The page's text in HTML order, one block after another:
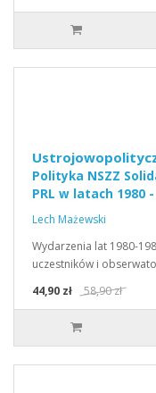
Polityka NSZZ
PRL w latach 1980
Lech Mażewski
Wydarzenia lat 1980-
uczestników i
44,90 zł
58,90 zł